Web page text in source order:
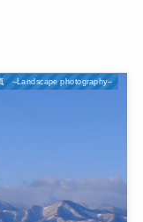
–Landscape photography–